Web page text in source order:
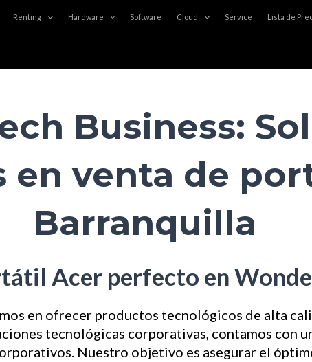
Renting Hardware Software Cloud Service Lista de
Business:
en venta de
Barranquilla
Acer perfecto en
en ofrecer productos tecnológicos de alta
tecnológicas corporativas, contamos con
Nuestro objetivo es asegurar el